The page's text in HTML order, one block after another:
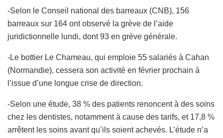
-Selon le Conseil national des barreaux (CNB), 156
barreaux sur 164 ont observé la grève de l’aide
juridictionnelle lundi, dont 93 en grève générale.
-Le bottier Le Chameau, qui emploie 55 salariés à Cahan
(Normandie), cessera son activité en février prochain à
l’issue d’une longue crise de direction.
-Selon une étude, 38 % des patients renoncent à des soins
chez les dentistes, notamment à cause des tarifs, et 17,8 %
arrêtent les soins avant qu’ils soient achevés. L’étude n’a